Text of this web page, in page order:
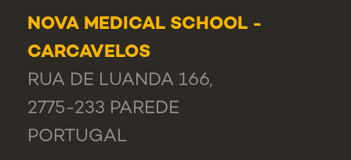
NOVA MEDICAL SCHOOL -
CARCAVELOS
RUA DE LUANDA 166,
2775-233 PAREDE
PORTUGAL